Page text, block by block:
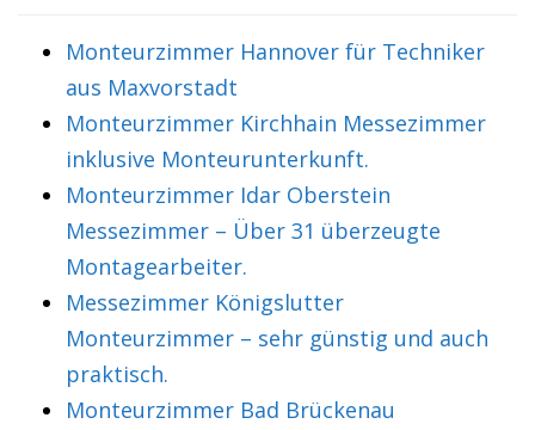
Monteurzimmer Hannover für Techniker
aus Maxvorstadt
Monteurzimmer Kirchhain Messezimmer
inklusive Monteurunterkunft.
Monteurzimmer Idar Oberstein
Messezimmer – Über 31 überzeugte
Montagearbeiter.
Messezimmer Königslutter
Monteurzimmer – sehr günstig und auch
praktisch.
Monteurzimmer Bad Brückenau